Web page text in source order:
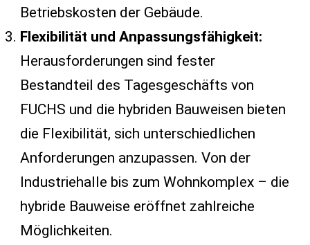
Betriebskosten der Gebäude.
Flexibilität und Anpassungsfähigkeit:
Herausforderungen sind fester
Bestandteil des Tagesgeschäfts von
FUCHS und die hybriden Bauweisen bieten
die Flexibilität, sich unterschiedlichen
Anforderungen anzupassen. Von der
Industriehalle bis zum Wohnkomplex – die
hybride Bauweise eröffnet zahlreiche
Möglichkeiten.